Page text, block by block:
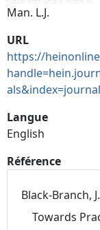
Man. L.J.
URL
https://
Langue
English
Référence
Black-Branch,
Towards